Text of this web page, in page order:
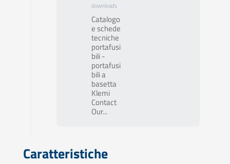
downloads
Catalogo
e schede
tecniche
portafusi
bili -
portafusi
bili a
basetta
Klemi
Contact
Our...
Caratteristiche